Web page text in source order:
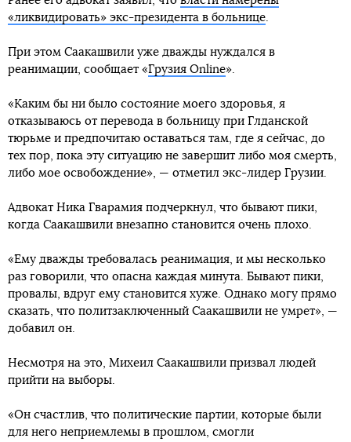
«ликвидировать» экс-президента в больнице.
При этом Саакашвили уже дважды нуждался в
реанимации, сообщает «Грузия Online».
«Каким бы ни было состояние моего здоровья, я
отказываюсь от перевода в больницу при Глданской
тюрьме и предпочитаю оставаться там, где я сейчас, до
тех пор, пока эту ситуацию не завершит либо моя смерть,
либо мое освобождение», — отметил экс-лидер Грузии.
Адвокат Ника Гварамия подчеркнул, что бывают пики,
когда Саакашвили внезапно становится очень плохо.
«Ему дважды требовалась реанимация, и мы несколько
раз говорили, что опасна каждая минута. Бывают пики,
провалы, вдруг ему становится хуже. Однако могу прямо
сказать, что политзаключенный Саакашвили не умрет», —
добавил он.
Несмотря на это, Михеил Саакашвили призвал людей
прийти на выборы.
«Он счастлив, что политические партии, которые были
для него неприемлемы в прошлом, смогли